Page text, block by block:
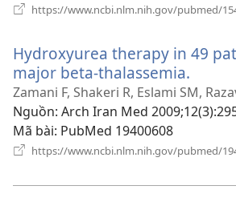
https://www.ncbi.nlm.nih.gov/pubmed/
Hydroxyurea therapy in 49
major beta-thalassemia.
cửa
sổ
Zamani F, Shakeri R, Eslami SM,
Nguồn‎: Arch Iran Med
Mã bài‎: PubMed 19400608
https://www.ncbi.nlm.nih.gov/pubmed/